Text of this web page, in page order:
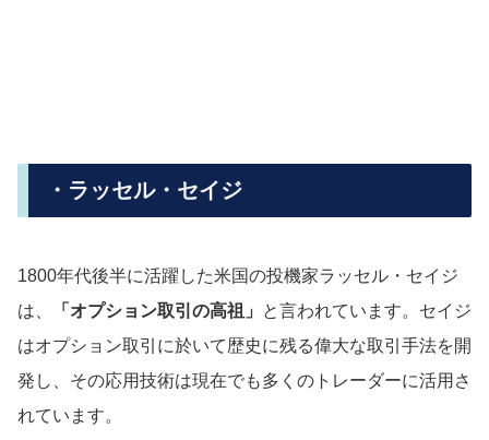
・ラッセル・セイジ
1800年代後半に活躍した米国の投機家ラッセル・セイジ
は、
「オプション取引の高祖」
と言われています。セイジ
はオプション取引に於いて歴史に残る偉大な取引手法を開
発し、その応用技術は現在でも多くのトレーダーに活用さ
れています。